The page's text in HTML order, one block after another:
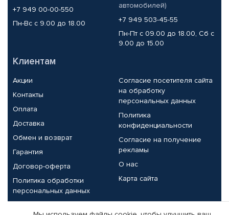
+7 949 00-00-550
Пн-Вс с 9.00 до 18.00
автомобилей)
+7 949 503-45-55
Пн-Пт с 09.00 до 18.00, Сб с
9.00 до 15.00
Клиентам
Акции
Контакты
Оплата
Доставка
Обмен и возврат
Гарантия
Договор-оферта
Политика обработки
персональных данных
Согласие посетителя сайта
на обработку
персональных данных
Политика
конфиденциальности
Согласие на получение
рекламы
О нас
Карта сайта